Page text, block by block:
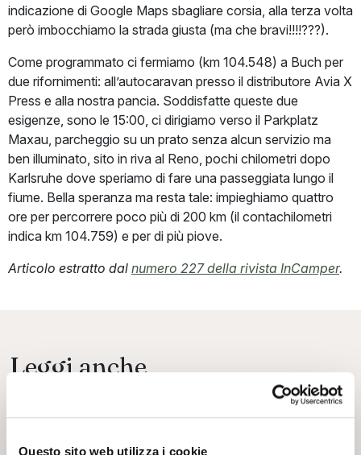
Questo sito web utilizza i cookie
indicazione di Google Maps sbagliare corsia, alla terza volta
però imbocchiamo la strada giusta (ma che bravi!!!!???).
Come programmato ci fermiamo (km 104.548) a Buch per
due rifornimenti: all’autocaravan presso il distributore Avia X
Press e alla nostra pancia. Soddisfatte queste due
esigenze, sono le 15:00, ci dirigiamo verso il Parkplatz
Maxau, parcheggio su un prato senza alcun servizio ma
ben illuminato, sito in riva al Reno, pochi chilometri dopo
Karlsruhe dove speriamo di fare una passeggiata lungo il
fiume. Bella speranza ma resta tale: impieghiamo quattro
ore per percorrere poco più di 200 km (il contachilometri
indica km 104.759) e per di più piove.
Articolo estratto dal numero 227 della rivista InCamper.
Leggi anche